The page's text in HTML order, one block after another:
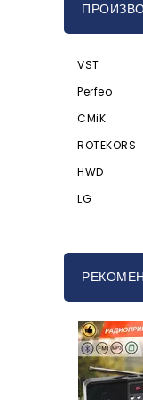
VST
Perfeo
CMiK
ROTEKORS
HWD
LG